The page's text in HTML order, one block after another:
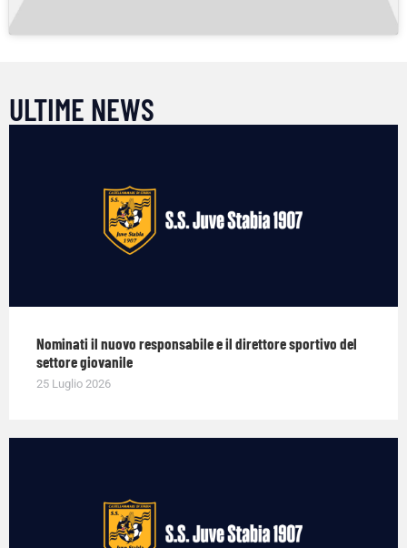
ULTIME NEWS
Nominati il nuovo responsabile e il direttore sportivo del
settore giovanile
25 Luglio 2026